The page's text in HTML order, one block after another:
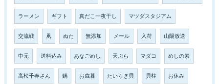
ラーメン ギフト 真だこ一夜干し マツダスタジアム
交流戦 凧 ぬた 無添加 メール 入荷 山陽放送
中元 送料込み あなごめし 天ぷら マダコ めしの素
高松千春さん 鍋 お歳暮 たいらぎ貝 貝柱 お休み